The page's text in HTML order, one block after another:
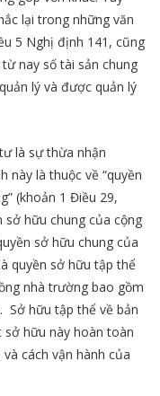
lại trong những văn
5 Nghị định 141, cũng
nay số tài sản chung
lý và được quản lý
là sự thừa nhận
này là thuộc về “quyền
(khoản 1 Điều 29,
sở hữu chung của cộng
sở hữu chung của
quyền sở hữu tập thể
nhà trường bao gồm
Sở hữu tập thể về bản
sở hữu này hoàn toàn
cách vận hành của